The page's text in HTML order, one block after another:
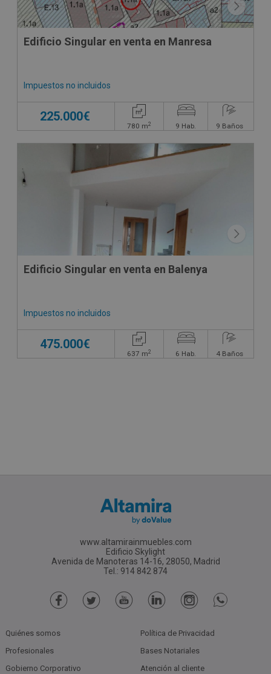
Edificio Singular en venta en Manresa
Impuestos no incluidos
225.000€
780 m2 9 Hab. 9 Baños
CONDICIONES ESPECIALES
Edificio Singular en venta en Balenya
Impuestos no incluidos
475.000€
637 m2 6 Hab. 4 Baños
www.altamirainmuebles.com
Edificio Skylight
Avenida de Manoteras 14-16, 28050, Madrid
Tel.: 914 842 874
Quiénes somos
Profesionales
Gobierno Corporativo
Política de Privacidad
Bases Notariales
Atención al cliente